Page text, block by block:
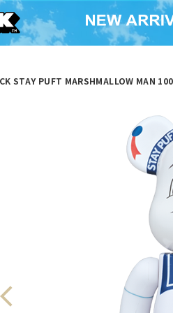
STAY PUFT MARSHMALLOW MAN